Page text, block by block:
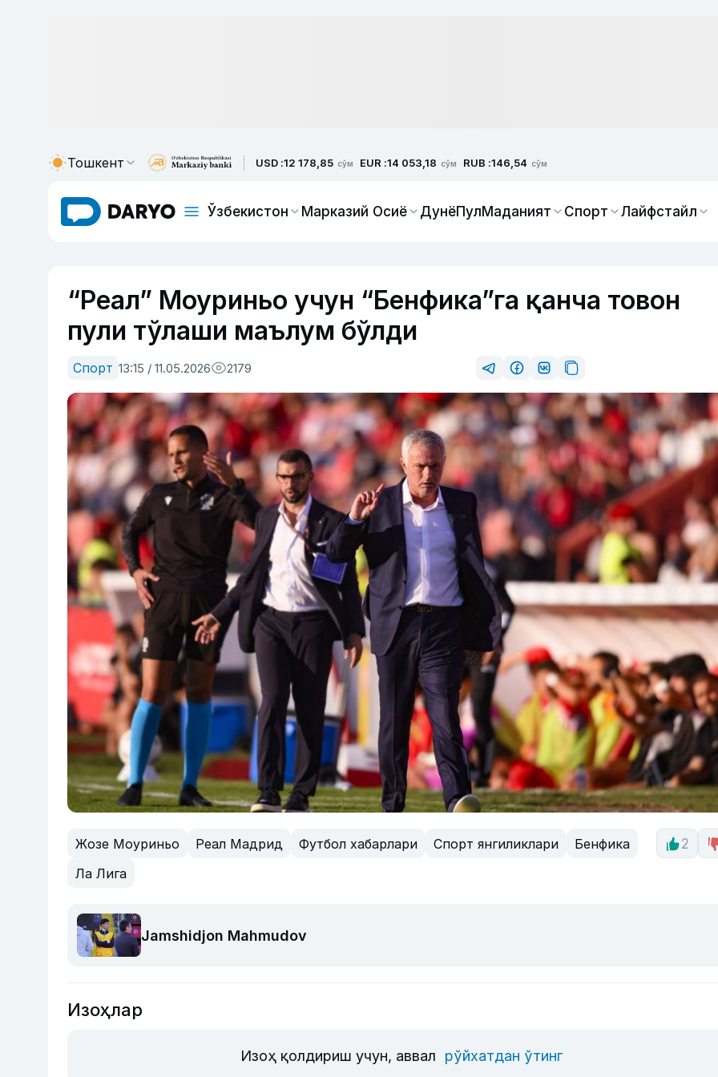
Тошкент USD :12 178,85 сўм EUR :14 053,18 сўм RUB :146,54 сўм
Ўзбекистон Марказий Осиё ДунёПулМаданият Спорт Лайфстайл
“Реал” Моуриньо учун “Бенфика”га қанча товон
пули тўлаши маълум бўлди
Спорт 13:15 / 11.05.2026 2179
Жозе Моуриньо Реал Мадрид Футбол хабарлари Спорт янгиликлари
Бенфика
Ла Лига
2
Jamshidjon Mahmudov
Изоҳлар
Изоҳ қолдириш учун, аввал рўйхатдан ўтинг